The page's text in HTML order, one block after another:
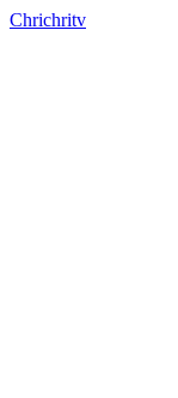
Chrichritv